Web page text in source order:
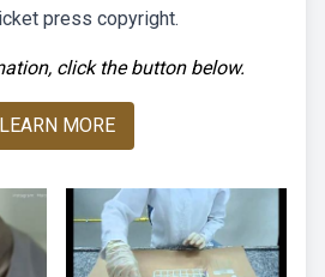
press copyright.
click the button below.
LEARN MORE